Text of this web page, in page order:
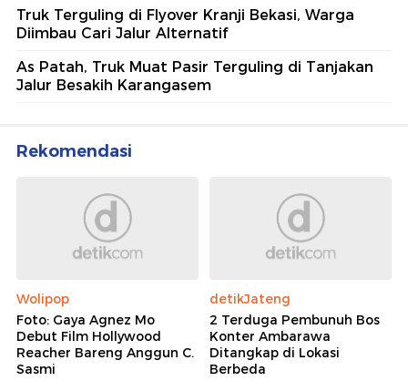
Truk Terguling di Flyover Kranji Bekasi, Warga
Diimbau Cari Jalur Alternatif
As Patah, Truk Muat Pasir Terguling di Tanjakan
Jalur Besakih Karangasem
Rekomendasi
Wolipop
Foto: Gaya Agnez Mo
Debut Film Hollywood
Reacher Bareng Anggun C.
Sasmi
detikJateng
2 Terduga Pembunuh Bos
Konter Ambarawa
Ditangkap di Lokasi
Berbeda